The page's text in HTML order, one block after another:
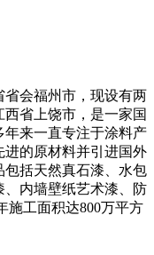
会福州市，现设有两
省上饶市，是一家国
来一直专注于涂料产
的原材料并引进国外
括天然真石漆、水包
内墙壁纸艺术漆、防
施工面积达800万平方